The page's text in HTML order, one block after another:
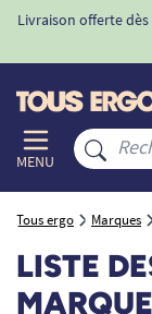
Livraison offerte dès
MENU
Tous ergo Marques
LISTE